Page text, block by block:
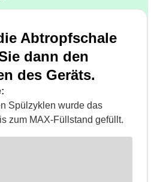
Abtropfschale
dann den
des Geräts.
Spülzyklen wurde das
zum MAX-Füllstand gefüllt.